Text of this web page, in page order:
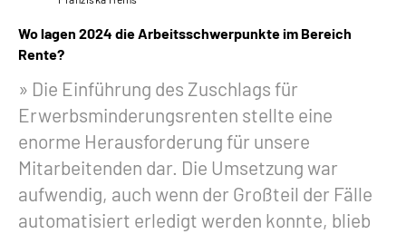
Wo lagen 2024 die Arbeitsschwerpunkte im Bereich
Rente?
Die Einführung des Zuschlags für
Erwerbsminderungsrenten stellte eine
enorme Herausforderung für unsere
Mitarbeitenden dar. Die Umsetzung war
aufwendig, auch wenn der Großteil der Fälle
automatisiert erledigt werden konnte, blieb